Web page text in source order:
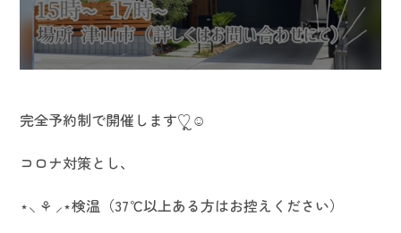
完全予約制で開催します♡ຼ☺︎
コロナ対策とし、
⋆⸜ ⚘ ⸝⋆検温（37℃以上ある方はお控えください）